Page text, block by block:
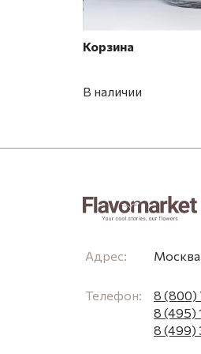
Корзина
В наличии
Адрес:
Телефон:
8 (800)
8 (495)
8 (499)